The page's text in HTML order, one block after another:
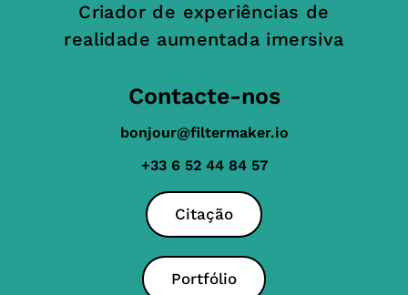
Criador de experiências de
realidade aumentada imersiva
Contacte-nos
bonjour@filtermaker.io
+33 6 52 44 84 57
Citação
Portfólio